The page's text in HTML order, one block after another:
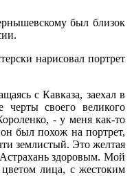
был близок
нарисовал портрет
с Кавказа, заехал в
своего великого
- у меня как-то
был похож на портрет,
землистый. Это желтая
здоровым. Мой
лица, с жестоким